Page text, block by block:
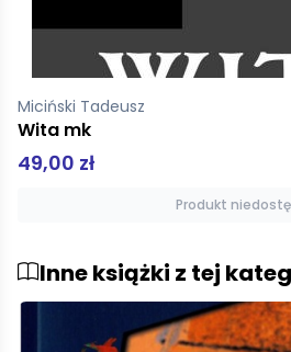
Miciński Tadeusz
Dęby czarnobylskie
42,00 zł
Produkt
Inne książki z tej